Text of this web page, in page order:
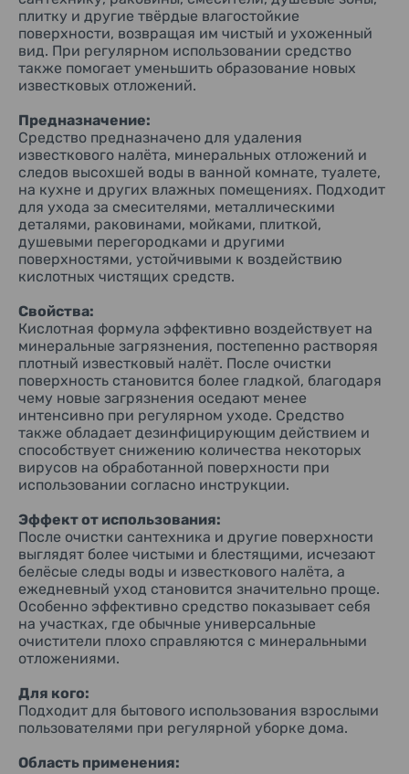
средство показывает себя на участках, где обычные
универсальные очистители плохо справляются с
минеральными отложениями.
Для кого:
Подходит для бытового использования взрослыми
Область применения:
Ванные комнаты, душевые кабины, раковины, мойки,
смесители, металлическая сантехника, плитка, туалетные
комнаты и другие зоны, где образуется известковый налёт.
Способ применения:
Поверните распылитель в рабочее положение. Распылите
средство примерно с расстояния 15 см непосредственно
на загрязнение или нанесите его на салфетку. Оставьте
примерно на 5 минут, затем протрите губкой или тканью.
После очистки тщательно смойте водой либо удалите
остатки средства влажной тканью. При необходимости
обработку можно повторить.
Активные компоненты:
Лимонная кислота помогает растворять известковые и
минеральные отложения, образующиеся после высыхания
воды. ПАВ облегчают отделение загрязнений от
поверхности, а вспомогательные компоненты
обеспечивают стабильность формулы и равномерное
распределение средства.
Состав:
Поверхностно-активное вещество (алкилбетаин),
дезинфицирующий компонент, диспергирующий
компонент.
Меры предосторожности:
Использовать только по назначению. Не смешивать с
другими кислотными средствами. Не применять на
поверхностях, чувствительных к кислотам. Перед
использованием на деликатных материалах
рекомендуется проверить действие на незаметном
участке. Избегать попадания в глаза и длительного
вентиляцию помещения. Хранить в недоступном для детей
месте.
Почему выбирают Magiclean EXPOWER
Средство разработано специально для борьбы со стойкими
известковыми отложениями, с которыми часто не
плитку и другие твёрдые влагостойкие
поверхности, возвращая им чистый и ухоженный
вид. При регулярном использовании средство
также помогает уменьшить образование новых
известковых отложений.
Предназначение:
Средство предназначено для удаления
известкового налёта, минеральных отложений и
следов высохшей воды в ванной комнате, туалете,
на кухне и других влажных помещениях. Подходит
для ухода за смесителями, металлическими
деталями, раковинами, мойками, плиткой,
душевыми перегородками и другими
поверхностями, устойчивыми к воздействию
кислотных чистящих средств.
Свойства:
Кислотная формула эффективно воздействует на
минеральные загрязнения, постепенно растворяя
плотный известковый налёт. После очистки
поверхность становится более гладкой, благодаря
чему новые загрязнения оседают менее
интенсивно при регулярном уходе. Средство
также обладает дезинфицирующим действием и
способствует снижению количества некоторых
вирусов на обработанной поверхности при
использовании согласно инструкции.
Эффект от использования:
После очистки сантехника и другие поверхности
выглядят более чистыми и блестящими, исчезают
белёсые следы воды и известкового налёта, а
ежедневный уход становится значительно проще.
Особенно эффективно средство показывает себя
на участках, где обычные универсальные
очистители плохо справляются с минеральными
отложениями.
Для кого:
Подходит для бытового использования взрослыми
пользователями при регулярной уборке дома.
Область применения: